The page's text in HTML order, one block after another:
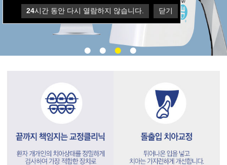
24시간 동안 다시 열람하지 않습니다. 닫기
24시간 동안 다시 열람하지 않습니다. 닫기
24시간 동안 다시 열람하지 않습니다. 닫기
24시간 동안 다시 열람하지 않습니다. 닫기